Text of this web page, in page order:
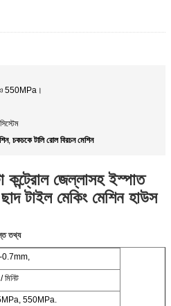
550MPa।
, চকচকে টালি রোল বিরচন মেশিন
জেল্লাসহ ইস্পাত
টাইল মেকিং মেশিন হাউস
তথ্য
0.7mm,
550MPa.